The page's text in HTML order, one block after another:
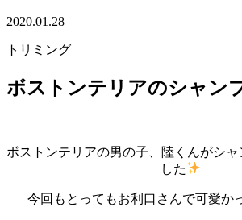
2020.01.28
トリミング
ボストンテリアのシャン
ボストンテリアの男の子、陸くんがシャ
した
今回もとってもお利口さんで可愛か